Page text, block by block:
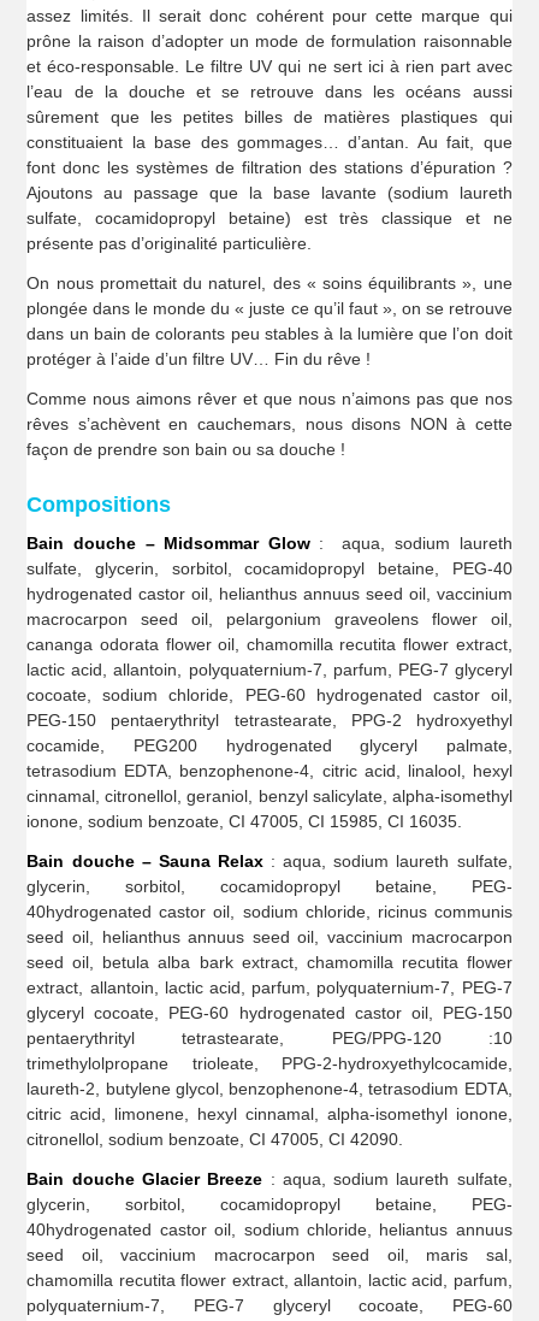
assez limités. Il serait donc cohérent pour cette marque qui
prône la raison d’adopter un mode de formulation raisonnable
et éco-responsable. Le filtre UV qui ne sert ici à rien part avec
l’eau de la douche et se retrouve dans les océans aussi
sûrement que les petites billes de matières plastiques qui
constituaient la base des gommages… d’antan. Au fait, que
font donc les systèmes de filtration des stations d’épuration ?
Ajoutons au passage que la base lavante (sodium laureth
sulfate, cocamidopropyl betaine) est très classique et ne
présente pas d’originalité particulière.
On nous promettait du naturel, des « soins équilibrants », une
plongée dans le monde du « juste ce qu’il faut », on se retrouve
dans un bain de colorants peu stables à la lumière que l’on doit
protéger à l’aide d’un filtre UV… Fin du rêve !
Comme nous aimons rêver et que nous n’aimons pas que nos
rêves s’achèvent en cauchemars, nous disons NON à cette
façon de prendre son bain ou sa douche !
Compositions
Bain douche – Midsommar Glow: aqua, sodium laureth
sulfate, glycerin, sorbitol, cocamidopropyl betaine, PEG-40
hydrogenated castor oil, helianthus annuus seed oil, vaccinium
macrocarpon seed oil, pelargonium graveolens flower oil,
cananga odorata flower oil, chamomilla recutita flower extract,
lactic acid, allantoin, polyquaternium-7, parfum, PEG-7 glyceryl
cocoate, sodium chloride, PEG-60 hydrogenated castor oil,
PEG-150 pentaerythrityl tetrastearate, PPG-2 hydroxyethyl
cocamide, PEG200 hydrogenated glyceryl palmate,
tetrasodium EDTA, benzophenone-4, citric acid, linalool, hexyl
cinnamal, citronellol, geraniol, benzyl salicylate, alpha-isomethyl
ionone, sodium benzoate, CI 47005, CI 15985, CI 16035.
Bain douche – Sauna Relax: aqua, sodium laureth sulfate,
glycerin, sorbitol, cocamidopropyl betaine, PEG-
40hydrogenated castor oil, sodium chloride, ricinus communis
seed oil, helianthus annuus seed oil, vaccinium macrocarpon
seed oil, betula alba bark extract, chamomilla recutita flower
extract, allantoin, lactic acid, parfum, polyquaternium-7, PEG-7
glyceryl cocoate, PEG-60 hydrogenated castor oil, PEG-150
pentaerythrityl tetrastearate, PEG/PPG-120 :10
trimethylolpropane trioleate, PPG-2-hydroxyethylcocamide,
laureth-2, butylene glycol, benzophenone-4, tetrasodium EDTA,
citric acid, limonene, hexyl cinnamal, alpha-isomethyl ionone,
citronellol, sodium benzoate, CI 47005, CI 42090.
Bain douche Glacier Breeze : aqua, sodium laureth sulfate,
glycerin, sorbitol, cocamidopropyl betaine, PEG-
40hydrogenated castor oil, sodium chloride, heliantus annuus
seed oil, vaccinium macrocarpon seed oil, maris sal,
chamomilla recutita flower extract, allantoin, lactic acid, parfum,
polyquaternium-7, PEG-7 glyceryl cocoate, PEG-60